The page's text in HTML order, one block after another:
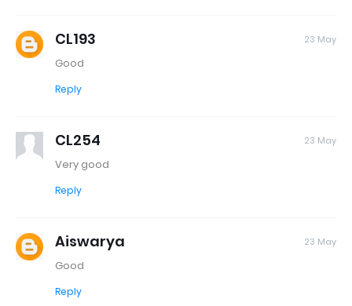
CL193 23 May
Good
Reply
CL254 23 May
Very good
Reply
Aiswarya 23 May
Good
Reply